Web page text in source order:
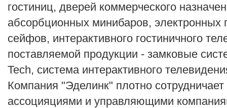
гостиниц, дверей коммерческого
абсорбционных минибаров, электронных
сейфов, интерактивного гостиничного
поставляемой продукции - замковые
Tech, система интерактивного
Компания "Эделинк" плотно
ассоцияциями и управляющими